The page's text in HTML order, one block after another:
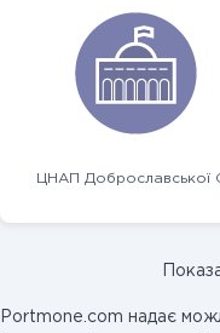
ЦНАП Доброславської
Portmone.com надає